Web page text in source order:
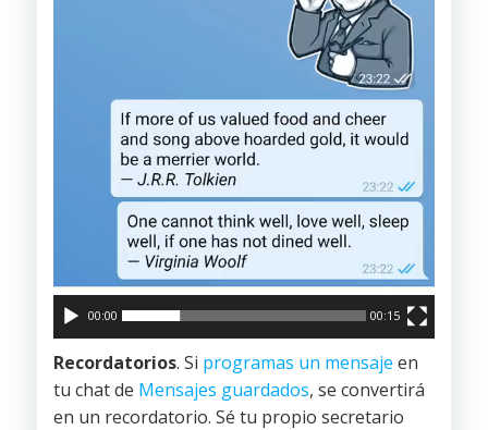
00:00 00:15
Recordatorios. Si programas un mensaje en
tu chat de Mensajes guardados, se convertirá
en un recordatorio. Sé tu propio secretario